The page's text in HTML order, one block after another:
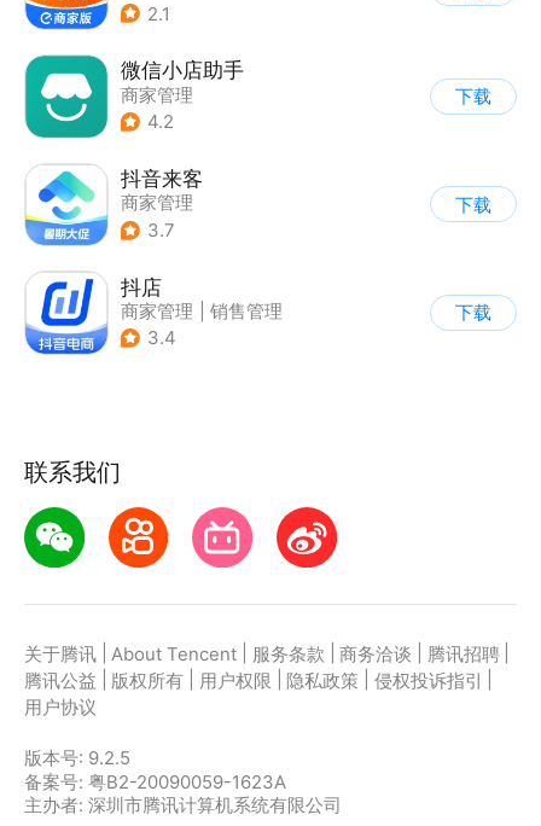
2.1
微信小店助手
商家管理
4.2
下载
抖音来客
商家管理
3.7
下载
抖店
商家管理
销售管理
3.4
下载
联系我们
关于腾讯 About Tencent 服务条款 商务洽谈 腾讯招聘
腾讯公益
版权所有 用户权限 隐私政策 侵权投诉指引
用户协议
版本号: 9.2.5
备案号: 粤B2-20090059-1623A
主办者: 深圳市腾讯计算机系统有限公司